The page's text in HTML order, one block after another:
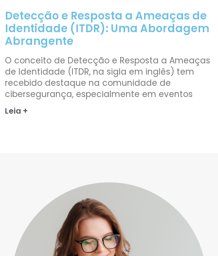
Detecção e Resposta a Ameaças de
Identidade (ITDR): Uma Abordagem
Abrangente
O conceito de Detecção e Resposta a Ameaças
de Identidade (ITDR, na sigla em inglês) tem
recebido destaque na comunidade de
cibersegurança, especialmente em eventos
Leia +